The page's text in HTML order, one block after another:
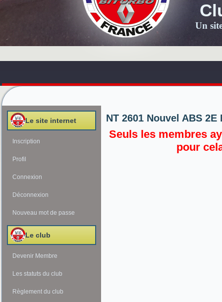
Un
Le site internet
Inscription
Profil
Connexion
Déconnexion
Nouveau mot de passe
Le club
Devenir Membre
Les statuts du club
Règlement du club
NT 2601 Nouvel ABS 2E
Seuls les membres
pour